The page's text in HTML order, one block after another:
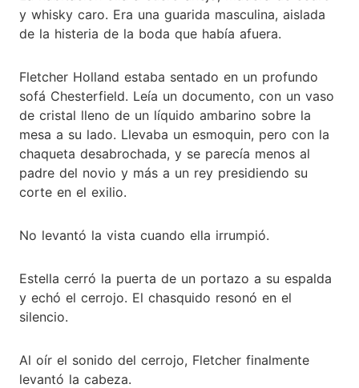
y whisky caro. Era una guarida masculina, aislada
de la histeria de la boda que había afuera.
Fletcher Holland estaba sentado en un profundo
sofá Chesterfield. Leía un documento, con un vaso
de cristal lleno de un líquido ambarino sobre la
mesa a su lado. Llevaba un esmoquin, pero con la
chaqueta desabrochada, y se parecía menos al
padre del novio y más a un rey presidiendo su
corte en el exilio.
No levantó la vista cuando ella irrumpió.
Estella cerró la puerta de un portazo a su espalda
y echó el cerrojo. El chasquido resonó en el
silencio.
Al oír el sonido del cerrojo, Fletcher finalmente
levantó la cabeza.